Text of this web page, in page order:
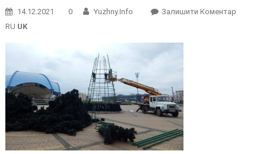
14.12.2021 0 Yuzhny.info Залишити КоментарOn
RU UK